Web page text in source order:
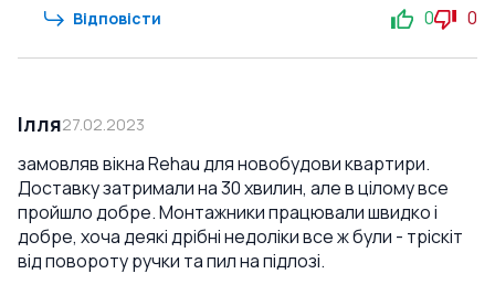
Відповісти 0 0
Ілля27.02.2023
замовляв вікна Rehau для новобудови квартири.
Доставку затримали на 30 хвилин, але в цілому все
пройшло добре. Монтажники працювали швидко і
добре, хоча деякі дрібні недоліки все ж були - тріскіт
від повороту ручки та пил на підлозі.